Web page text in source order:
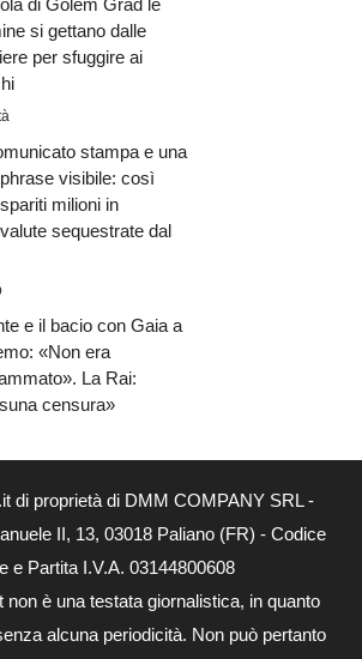
si gettano dalle
per sfuggire ai
stampa e una
visibile: così
milioni in
sequestrate dal
e il bacio con Gaia a
«Non era
La Rai:
censura»
di proprietà di DMM COMPANY SRL -
II, 13, 03018 Paliano (FR) - Codice
e Partita I.V.A. 03144800608
non è una testata giornalistica, in quanto
alcuna periodicità. Non può pertanto